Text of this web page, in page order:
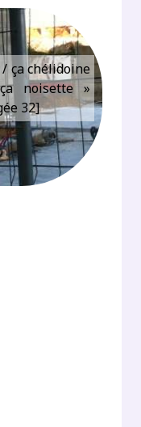
ça chélidoine
noisette »
32]